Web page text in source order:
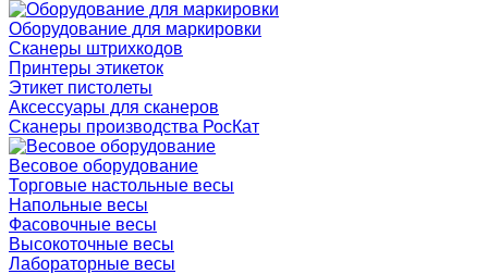
Оборудование для маркировки
Сканеры штрихкодов
Принтеры этикеток
Этикет пистолеты
Аксессуары для сканеров
Сканеры производства РосКат
Весовое оборудование
Торговые настольные весы
Напольные весы
Фасовочные весы
Высокоточные весы
Лабораторные весы